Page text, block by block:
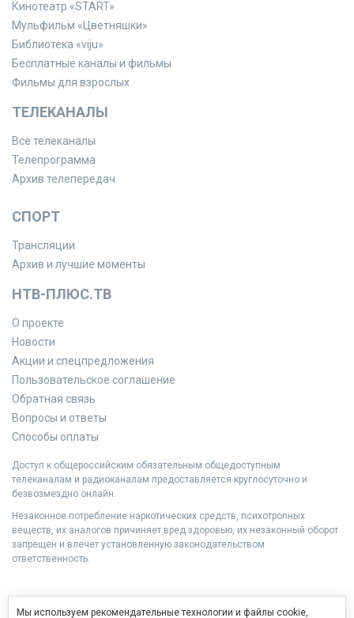
Кинотеатр «START»
Мульфильм «Цветняшки»
Библиотека «viju»
Бесплатные каналы и фильмы
Фильмы для взрослых
ТЕЛЕКАНАЛЫ
Все телеканалы
Телепрограмма
Архив телепередач
СПОРТ
Трансляции
Архив и лучшие моменты
НТВ-ПЛЮС.ТВ
О проекте
Новости
Акции и спецпредложения
Пользовательское соглашение
Обратная связь
Вопросы и ответы
Способы оплаты
Доступ к общероссийским обязательным общедоступным
телеканалам и радиоканалам предоставляется круглосуточно и
безвозмездно онлайн.
Незаконное потребление наркотических средств, психотропных
веществ, их аналогов причиняет вред здоровью, их незаконный оборот
запрещен и влечет установленную законодательством
ответственность.
Мы используем рекомендательные технологии и файлы cookie,